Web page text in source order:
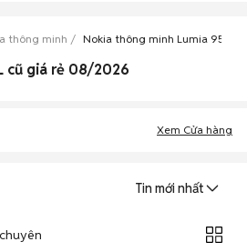
thông minh Nokia thông minh Lumia 950 XL
cũ giá rẻ 08/2026
Xem Cửa hàng
Tin mới nhất